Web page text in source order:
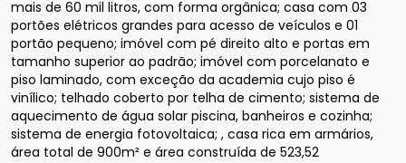
mais de 60 mil litros, com forma orgânica; casa com 03
portões elétricos grandes para acesso de veículos e 01
portão pequeno; imóvel com pé direito alto e portas em
tamanho superior ao padrão; imóvel com porcelanato e
piso laminado, com exceção da academia cujo piso é
vinílico; telhado coberto por telha de cimento; sistema de
aquecimento de água solar piscina, banheiros e cozinha;
sistema de energia fotovoltaica; , casa rica em armários,
área total de 900m² e área construída de 523,52